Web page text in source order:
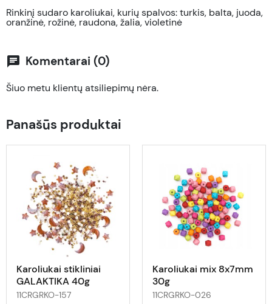
Rinkinį sudaro karoliukai, kurių spalvos: turkis, balta, juoda,
oranžinė, rožinė, raudona, žalia, violetinė
chat Komentarai (0)
Šiuo metu klientų atsiliepimų nėra.
Panašūs produktai
Karoliukai stikliniai
GALAKTIKA 40g
11CRGRKO-157
Karoliukai mix 8x7mm
30g
11CRGRKO-026